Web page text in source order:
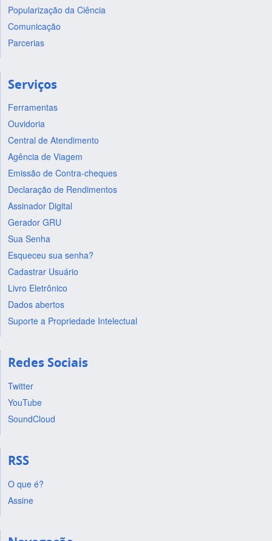
Popularização da Ciência
Comunicação
Parcerias
Serviços
Ferramentas
Ouvidoria
Central de Atendimento
Agência de Viagem
Emissão de Contra-cheques
Declaração de Rendimentos
Assinador Digital
Gerador GRU
Sua Senha
Esqueceu sua senha?
Cadastrar Usuário
Livro Eletrônico
Dados abertos
Suporte a Propriedade Intelectual
Redes Sociais
Twitter
YouTube
SoundCloud
RSS
O que é?
Assine